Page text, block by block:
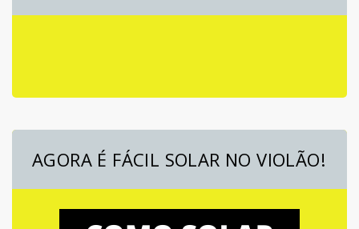
AGORA É FÁCIL SOLAR NO VIOLÃO!